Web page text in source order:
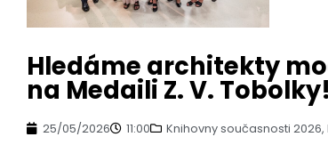
Hledáme architekty
na Medaili Z. V. Tobolky!
25/05/2026 11:00 Knihovny současnosti 2026,